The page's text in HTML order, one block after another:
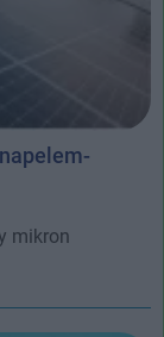
mikron